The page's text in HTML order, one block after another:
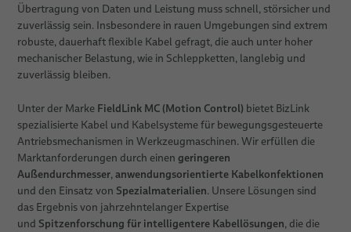
Übertragung von Daten und Leistung muss schnell, störsicher und
zuverlässig sein. Insbesondere in rauen Umgebungen sind extrem
robuste, dauerhaft flexible Kabel gefragt, die auch unter hoher
mechanischer Belastung, wie in Schleppketten, langlebig und
zuverlässig bleiben.
Unter der Marke FieldLink MC (Motion Control) bietet BizLink
spezialisierte Kabel und Kabelsysteme für bewegungsgesteuerte
Antriebsmechanismen in Werkzeugmaschinen. Wir erfüllen die
Marktanforderungen durch einen geringeren
Außendurchmesser,anwendungsorientierte Kabelkonfektionen
und den Einsatz von Spezialmaterialien. Unsere Lösungen sind
das Ergebnis von jahrzehntelanger Expertise
und Spitzenforschung für intelligentere Kabellösungen, die die